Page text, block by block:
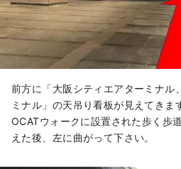
前方に「大阪シティエアターミナル
ミナル」の天吊り看板が見えてきま
OCATウォークに設置された歩く歩
えた後、左に曲がって下さい。